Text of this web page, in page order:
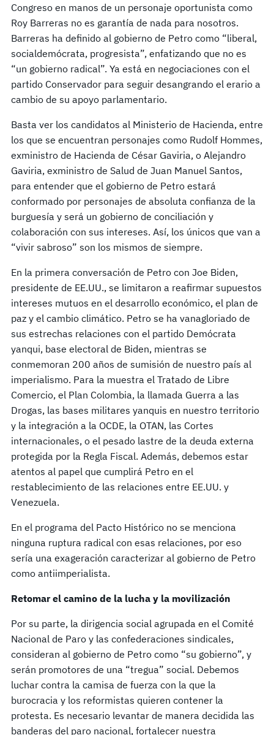
Congreso en manos de un personaje oportunista como
Roy Barreras no es garantía de nada para nosotros.
Barreras ha definido al gobierno de Petro como “liberal,
socialdemócrata, progresista”, enfatizando que no es
“un gobierno radical”. Ya está en negociaciones con el
partido Conservador para seguir desangrando el erario a
cambio de su apoyo parlamentario.
Basta ver los candidatos al Ministerio de Hacienda, entre
los que se encuentran personajes como Rudolf Hommes,
exministro de Hacienda de César Gaviria, o Alejandro
Gaviria, exministro de Salud de Juan Manuel Santos,
para entender que el gobierno de Petro estará
conformado por personajes de absoluta confianza de la
burguesía y será un gobierno de conciliación y
colaboración con sus intereses. Así, los únicos que van a
“vivir sabroso” son los mismos de siempre.
En la primera conversación de Petro con Joe Biden,
presidente de EE.UU., se limitaron a reafirmar supuestos
intereses mutuos en el desarrollo económico, el plan de
paz y el cambio climático. Petro se ha vanagloriado de
sus estrechas relaciones con el partido Demócrata
yanqui, base electoral de Biden, mientras se
conmemoran 200 años de sumisión de nuestro país al
imperialismo. Para la muestra el Tratado de Libre
Comercio, el Plan Colombia, la llamada Guerra a las
Drogas, las bases militares yanquis en nuestro territorio
y la integración a la OCDE, la OTAN, las Cortes
internacionales, o el pesado lastre de la deuda externa
protegida por la Regla Fiscal. Además, debemos estar
atentos al papel que cumplirá Petro en el
restablecimiento de las relaciones entre EE.UU. y
Venezuela.
En el programa del Pacto Histórico no se menciona
ninguna ruptura radical con esas relaciones, por eso
sería una exageración caracterizar al gobierno de Petro
como antiimperialista.
Retomar el camino de la lucha y la movilización
Por su parte, la dirigencia social agrupada en el Comité
Nacional de Paro y las confederaciones sindicales,
consideran al gobierno de Petro como “su gobierno”, y
serán promotores de una “tregua” social. Debemos
luchar contra la camisa de fuerza con la que la
burocracia y los reformistas quieren contener la
protesta. Es necesario levantar de manera decidida las
banderas del paro nacional, fortalecer nuestra